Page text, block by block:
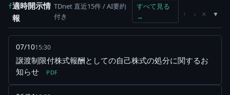
f適時開示情
報
TDnet 直近15件 / AI要約
付き
すべて見る
→
↑ ↓ ×
07/1015:30
譲渡制限付株式報酬としての自己株式の処分に関するお
知らせ
PDF